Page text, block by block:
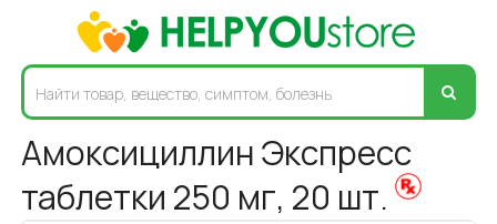
Амоксициллин Экспресс
таблетки 250 мг, 20 шт.